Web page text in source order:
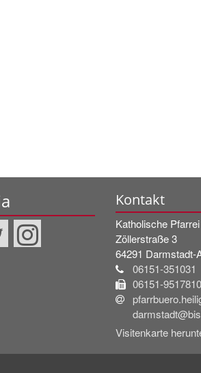
Kontakt
Katholische
Zöllerstraße 3
64291 Darmstadt-
06151-351031
06151-9517810
Visitenkarte